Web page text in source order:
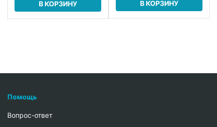
В КОРЗИНУ В КОРЗИНУ
Помощь
Вопрос-ответ